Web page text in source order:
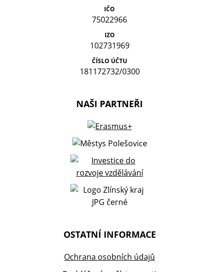
IČO
75022966
IZO
102731969
ČÍSLO ÚČTU
181172732/0300
NAŠI PARTNEŘI
OSTATNÍ INFORMACE
Ochrana osobních údajů